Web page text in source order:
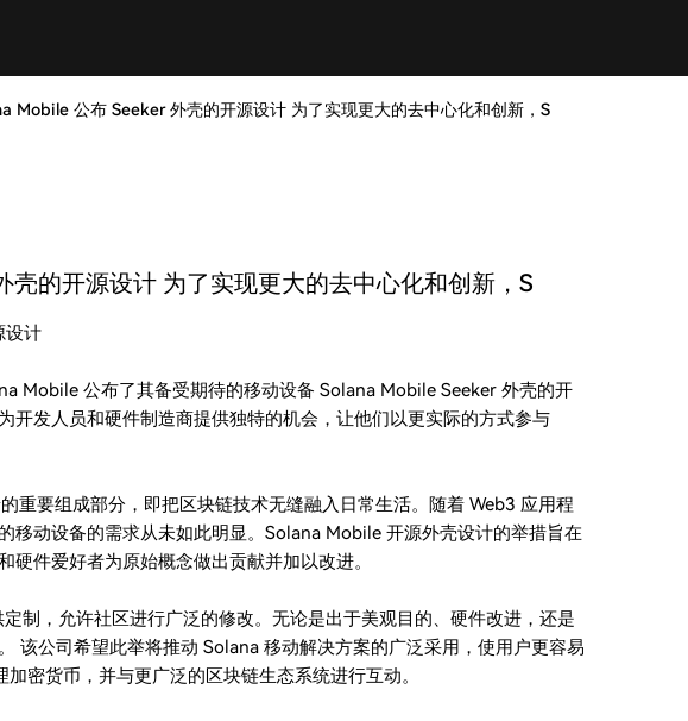
Mobile 公布 Seeker 外壳的开源设计 为了实现更大的去中心化和创新，S
的开源设计 为了实现更大的去中心化和创新，S
设计
Mobile 公布了其备受期待的移动设备 Solana Mobile Seeker 外壳的开
开发人员和硬件制造商提供独特的机会，让他们以更实际的方式参与
重要组成部分，即把区块链技术无缝融入日常生活。随着 Web3 应用程
移动设备的需求从未如此明显。Solana Mobile 开源外壳设计的举措旨在
件爱好者为原始概念做出贡献并加以改进。
制，允许社区进行广泛的修改。无论是出于美观目的、硬件改进，还是
该公司希望此举将推动 Solana 移动解决方案的广泛采用，使用户更容易
密货币，并与更广泛的区块链生态系统进行互动。